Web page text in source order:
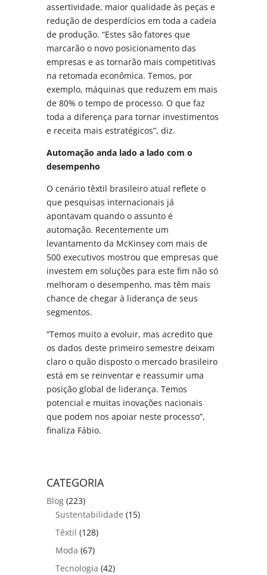
assertividade, maior qualidade às peças e
redução de desperdícios em toda a cadeia
de produção. “Estes são fatores que
marcarão o novo posicionamento das
empresas e as tornarão mais competitivas
na retomada econômica. Temos, por
exemplo, máquinas que reduzem em mais
de 80% o tempo de processo. O que faz
toda a diferença para tornar investimentos
e receita mais estratégicos”, diz.
Automação anda lado a lado com o
desempenho
O cenário têxtil brasileiro atual reflete o
que pesquisas internacionais já
apontavam quando o assunto é
automação. Recentemente um
levantamento da McKinsey com mais de
500 executivos mostrou que empresas que
investem em soluções para este fim não só
melhoram o desempenho, mas têm mais
chance de chegar à liderança de seus
segmentos.
“Temos muito a evoluir, mas acredito que
os dados deste primeiro semestre deixam
claro o quão disposto o mercado brasileiro
está em se reinventar e reassumir uma
posição global de liderança. Temos
potencial e muitas inovações nacionais
que podem nos apoiar neste processo”,
finaliza Fábio.
CATEGORIA
Blog (223)
Sustentabilidade (15)
Têxtil (128)
Moda (67)
Tecnologia (42)